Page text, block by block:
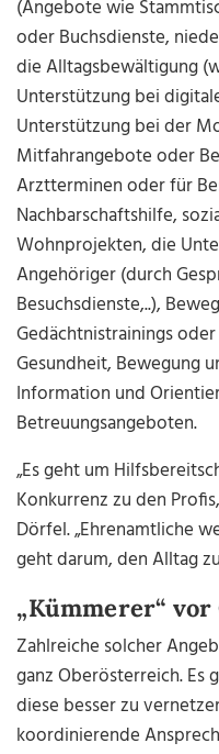
(Angebote wie
oder Buchsdienste,
die Alltagsbewältigung
Unterstützung bei
Unterstützung bei der
Mitfahrangebote oder
Arztterminen oder für
Nachbarschaftshilfe,
Wohnprojekten, die
Angehöriger (durch
Besuchsdienste,..),
Gedächtnistrainings
Gesundheit, Bewegung
Information und
Betreuungsangeboten.
„Es geht um
Konkurrenz zu den
Dörfel. „Ehrenamtliche
geht darum, den Alltag
„Kümmerer“
Zahlreiche solcher
ganz Oberösterreich. Es
diese besser zu
koordinierende